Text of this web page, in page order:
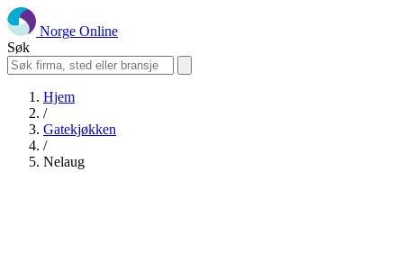
Norge Online
Søk
Hjem
/
Gatekjøkken
/
Nelaug